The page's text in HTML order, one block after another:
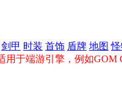
剑甲 时装 首饰 盾牌 地图
用于端游引擎，例如GOM